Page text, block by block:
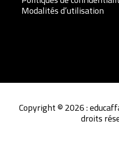
Modalités d’utilisation
Copyright © 2026 :
droits